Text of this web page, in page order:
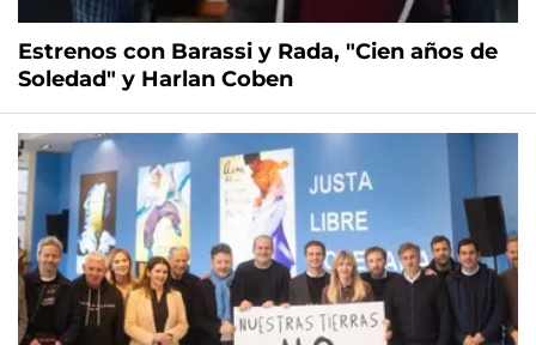
Estrenos con Barassi y Rada, "Cien años de
Soledad" y Harlan Coben